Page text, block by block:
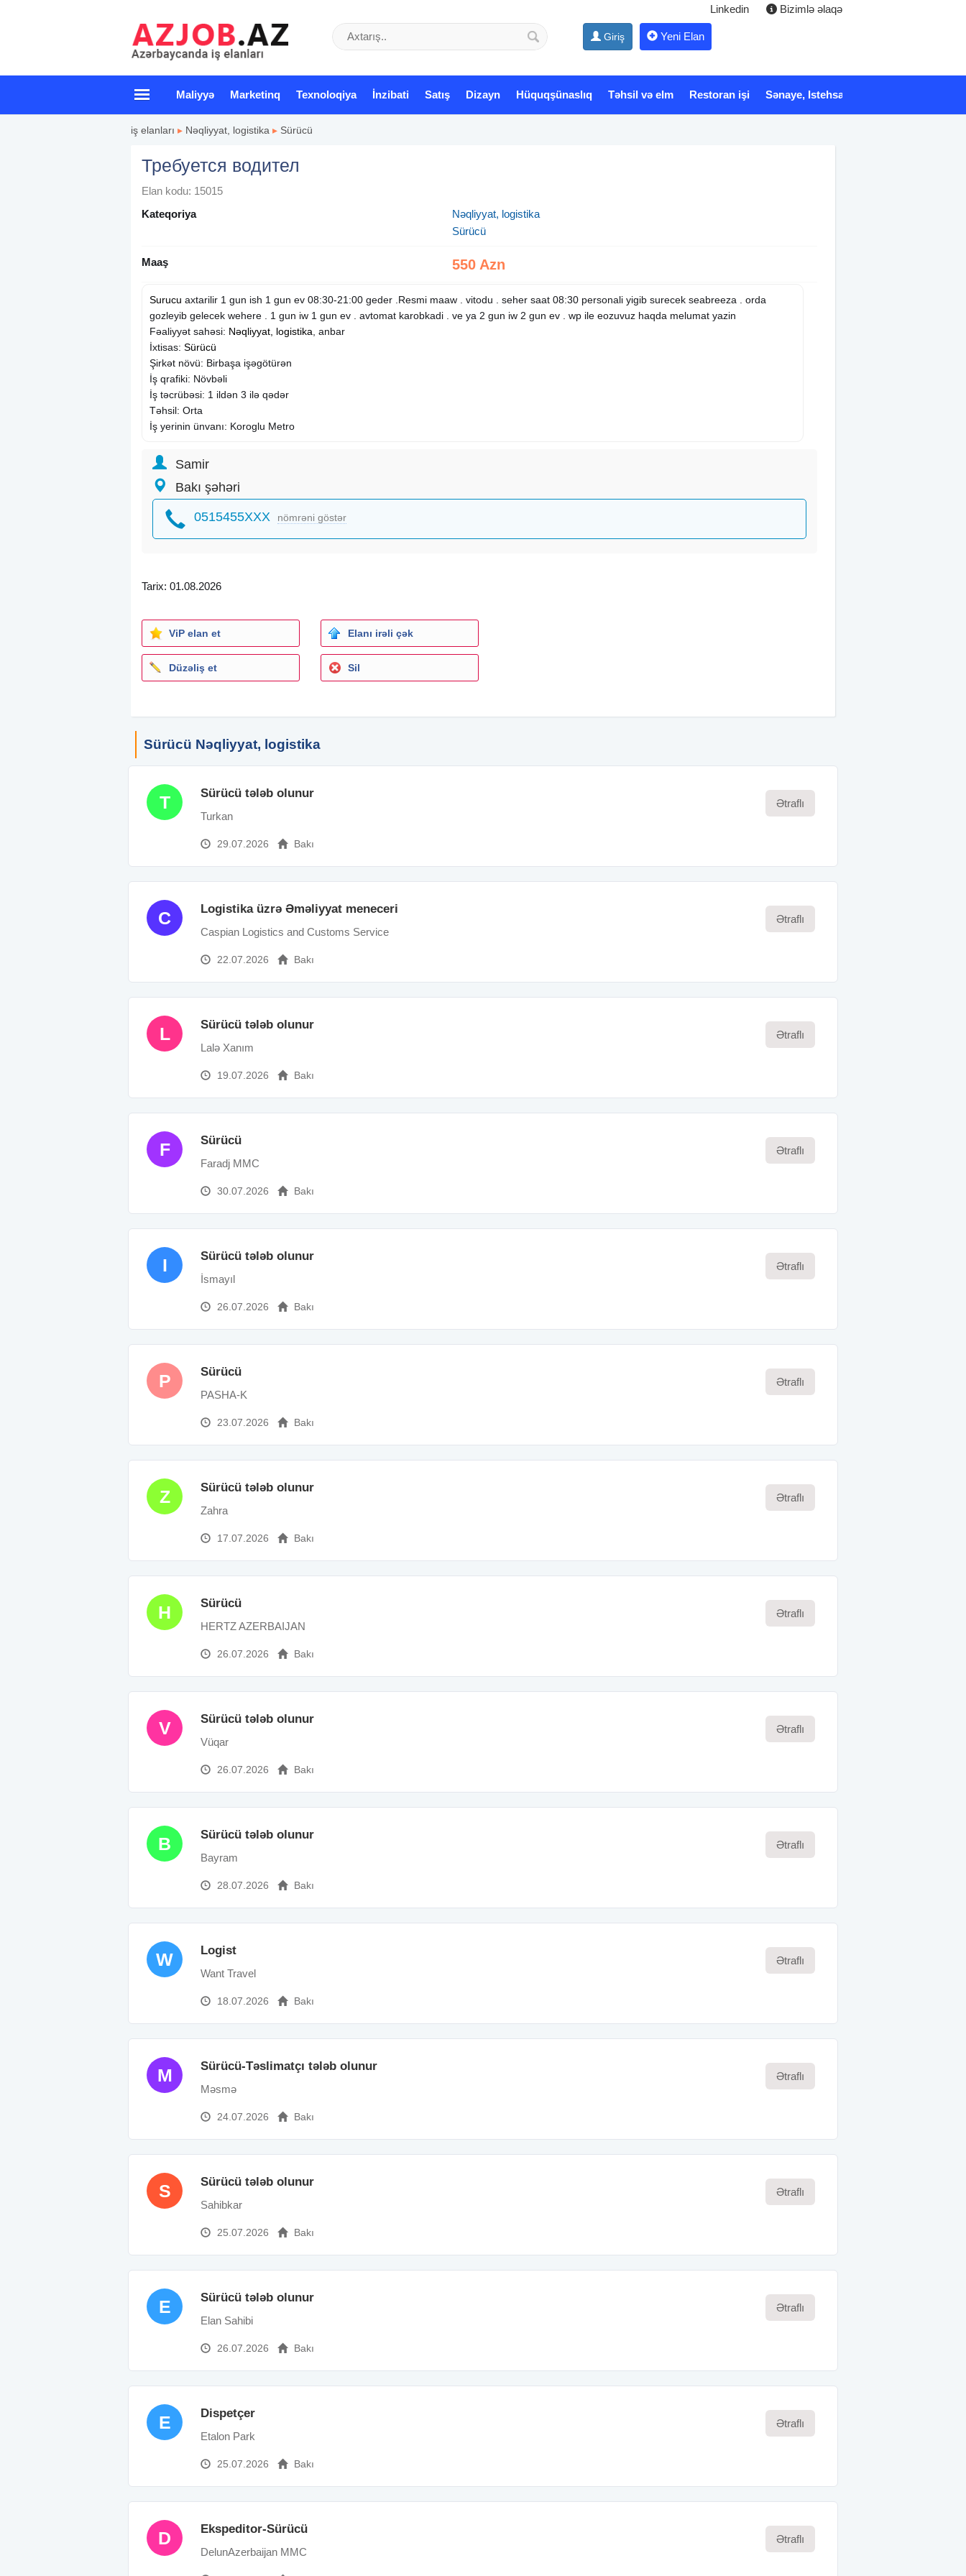
Linkedin Bizimlə əlaqə
Giriş Yeni Elan
Maliyyə Marketinq Texnoloqiya İnzibati Satış Dizayn Hüquqşünaslıq Təhsil və elm Restoran işi Sənaye, Istehsalat
iş elanları ▸ Nəqliyyat, logistika ▸ Sürücü
Требуется водител
Elan kodu: 15015
Kateqoriya
Nəqliyyat, logistika
Sürücü
Maaş 550 Azn
Surucu axtarilir 1 gun ish 1 gun ev 08:30-21:00 geder .Resmi maaw . vitodu . seher saat 08:30 personali yigib surecek seabreeza . orda
gozleyib gelecek wehere . 1 gun iw 1 gun ev . avtomat karobkadi . ve ya 2 gun iw 2 gun ev . wp ile eozuvuz haqda melumat yazin
Fəaliyyət sahəsi: Nəqliyyat, logistika , anbar
İxtisas: Sürücü
Şirkət növü: Birbaşa işəgötürən
İş qrafiki: Növbəli
İş təcrübəsi: 1 ildən 3 ilə qədər
Təhsil: Orta
İş yerinin ünvanı: Koroglu Metro
Samir
Bakı şəhəri
0515455XXX nömrəni göstər
Tarix: 01.08.2026
ViP elan et Elanı irəli çək
Düzəliş et Sil
Sürücü Nəqliyyat, logistika
T Sürücü tələb olunur
Turkan
29.07.2026 Bakı
Ətraflı
C Logistika üzrə Əməliyyat meneceri
Caspian Logistics and Customs Service
22.07.2026 Bakı
Ətraflı
L Sürücü tələb olunur
Lalə Xanım
19.07.2026 Bakı
Ətraflı
F Sürücü
Faradj MMC
30.07.2026 Bakı
Ətraflı
I Sürücü tələb olunur
İsmayıl
26.07.2026 Bakı
Ətraflı
P Sürücü
PASHA-K
23.07.2026 Bakı
Ətraflı
Z Sürücü tələb olunur
Zahra
17.07.2026 Bakı
Ətraflı
H Sürücü
HERTZ AZERBAIJAN
26.07.2026 Bakı
Ətraflı
V Sürücü tələb olunur
Vüqar
26.07.2026 Bakı
Ətraflı
B Sürücü tələb olunur
Bayram
28.07.2026 Bakı
Ətraflı
W Logist
Want Travel
18.07.2026 Bakı
Ətraflı
M Sürücü-Təslimatçı tələb olunur
Məsmə
24.07.2026 Bakı
Ətraflı
S Sürücü tələb olunur
Sahibkar
25.07.2026 Bakı
Ətraflı
E Sürücü tələb olunur
Elan Sahibi
26.07.2026 Bakı
Ətraflı
E Dispetçer
Etalon Park
25.07.2026 Bakı
Ətraflı
D Ekspeditor-Sürücü
DelunAzerbaijan MMC
Ətraflı